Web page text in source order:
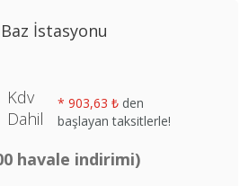
İstasyonu
Kdv
Dahil
* 903,63 ₺ den
başlayan taksitlerle!
havale indirimi)